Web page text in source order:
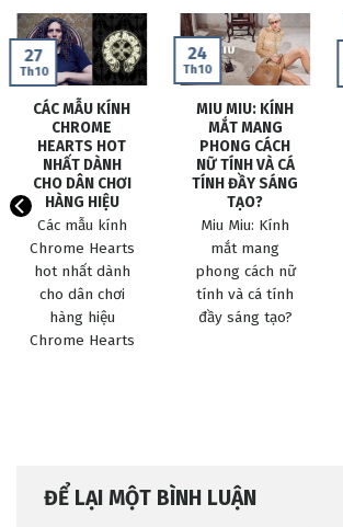
CÁC MẪU KÍNH
CHROME
HEARTS HOT
NHẤT DÀNH
CHO DÂN CHƠI
HÀNG HIỆU
Các mẫu kính
Chrome Hearts
hot nhất dành
cho dân chơi
hàng hiệu
Chrome Hearts
27
Th10
MIU MIU: KÍNH
MẮT MANG
PHONG CÁCH
NỮ TÍNH VÀ CÁ
TÍNH ĐẦY SÁNG
TẠO?
Miu Miu: Kính
mắt mang
phong cách nữ
tính và cá tính
đầy sáng tạo?
24
Th10
ĐỂ LẠI MỘT BÌNH LUẬN